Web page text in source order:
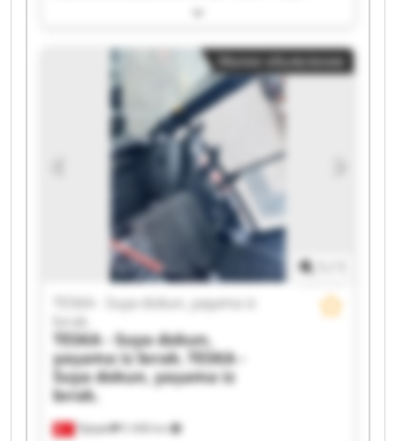
dokun, yaşama iz bırak. TESKA - Suya dokun,
bırak. TESKA - Suya dokun, yaşama iz bırak.
TESKA - Suya dokun, yaşama iz bırak. TESKA -
Suya dokun, yaşama iz bırak. TESKA - Suya
dokun, yaşama iz bırak. TESKA - Suya dokun,
yaşama iz bırak. TESKA - Suya dokun, yaşama iz
bırak. TESKA - Suya dokun, yaşama iz bırak.
TESKA - Suya dokun, yaşama iz bırak. TESKA -
Suya dokun, yaşama iz bırak. TESKA - Suya
dokun, yaşama iz bırak. TESKA - Suya dokun,
yaşama iz bırak. TESKA - Suya dokun, yaşama iz
bırak. TESKA - Suya dokun, yaşama iz bırak.
TESKA - Suya dokun, yaşama iz bırak. TESKA -
Suya dokun, yaşama iz bırak.
Малое объявление
Турция 5 408 km
TESKA - Suya dokun, yaşama iz
bırak.
TESKA - Suya dokun,
yaşama iz bırak. TESKA -
Suya dokun, yaşama iz
bırak.